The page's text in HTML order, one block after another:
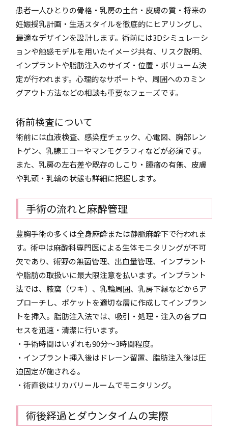
患者一人ひとりの骨格・乳房の土台・皮膚の質・将来の
妊娠授乳計画・生活スタイルを徹底的にヒアリングし、
最適なデザインを設計します。術前には3Dシミュレーシ
ョンや触感モデルを用いたイメージ共有、リスク説明、
インプラントや脂肪注入のサイズ・位置・ボリューム決
定が行われます。心理的なサポートや、周囲へのカミン
グアウト方法などの相談も重要なフェーズです。
術前検査について
術前には血液検査、感染症チェック、心電図、胸部レン
トゲン、乳腺エコーやマンモグラフィなどが必須です。
また、乳房の左右差や既存のしこり・腫瘤の有無、皮膚
や乳頭・乳輪の状態も詳細に把握します。
手術の流れと麻酔管理
豊胸手術の多くは全身麻酔または静脈麻酔下で行われま
す。術中は麻酔科専門医による生体モニタリングが不可
欠であり、術野の無菌管理、出血量管理、インプラント
や脂肪の取扱いに最大限注意を払います。インプラント
法では、腋窩（ワキ）、乳輪周囲、乳房下縁などからア
プローチし、ポケットを適切な層に作成してインプラン
トを挿入。脂肪注入法では、吸引・処理・注入の各プロ
セスを迅速・清潔に行います。
・手術時間はいずれも90分〜3時間程度。
・インプラント挿入後はドレーン留置、脂肪注入後は圧
迫固定が施される。
・術直後はリカバリールームでモニタリング。
術後経過とダウンタイムの実際